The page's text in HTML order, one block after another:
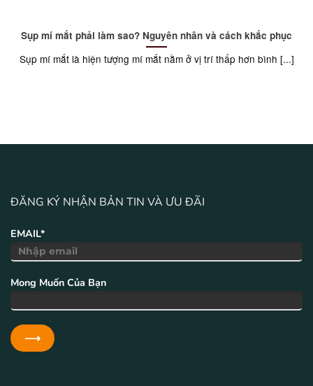
Sụp mí mắt phải làm sao? Nguyên nhân và cách khắc phục
Sụp mí mắt là hiện tượng mí mắt nằm ở vị trí thấp hơn bình [...]
ĐĂNG KÝ NHẬN BẢN TIN VÀ ƯU ĐÃI
EMAIL*
Mong Muốn Của Bạn